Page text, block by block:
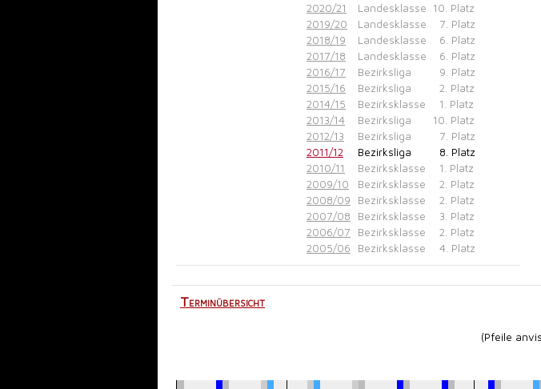
2020/21
Landesklasse
10. Platz
2019/20
Landesklasse
7. Platz
2018/19
Landesklasse
6. Platz
2017/18
Landesklasse
6. Platz
2016/17
Bezirksliga
9. Platz
2015/16
Bezirksliga
2. Platz
2014/15
Bezirksklasse
1. Platz
2013/14
Bezirksliga
10. Platz
2012/13
Bezirksliga
7. Platz
2011/12
Bezirksliga
8. Platz
2010/11
Bezirksklasse
1. Platz
2009/10
Bezirksklasse
2. Platz
2008/09
Bezirksklasse
2. Platz
2007/08
Bezirksklasse
3. Platz
2006/07
Bezirksklasse
2. Platz
2005/06
Bezirksklasse 4. Platz
Terminübersicht
(Pfeile